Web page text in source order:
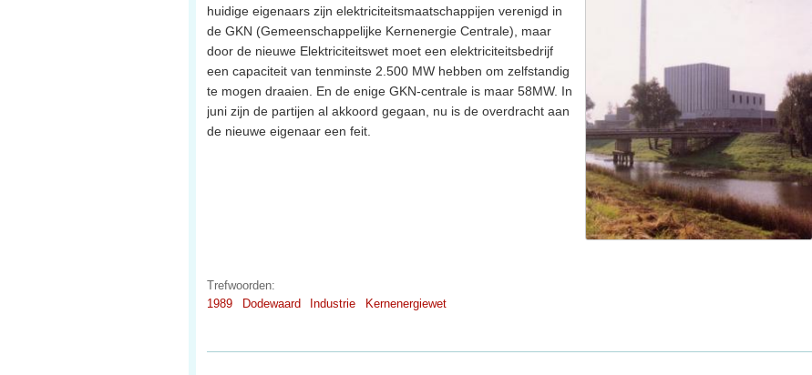
huidige eigenaars zijn elektriciteitsmaatschappijen verenigd in
de GKN (Gemeenschappelijke Kernenergie Centrale), maar
door de nieuwe Elektriciteitswet moet een elektriciteitsbedrijf
een capaciteit van tenminste 2.500 MW hebben om zelfstandig
te mogen draaien. En de enige GKN-centrale is maar 58MW. In
juni zijn de partijen al akkoord gegaan, nu is de overdracht aan
de nieuwe eigenaar een feit.
Trefwoorden:
1989
Dodewaard Industrie Kernenergiewet